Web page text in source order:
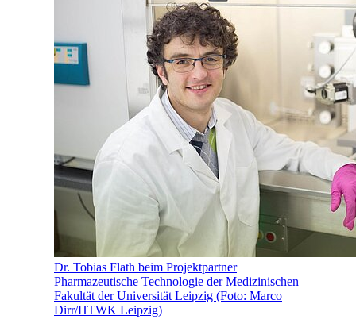
Dr. Tobias Flath beim Projektpartner
Pharmazeutische Technologie der Medizinischen
Fakultät der Universität Leipzig (Foto: Marco
Dirr/HTWK Leipzig)